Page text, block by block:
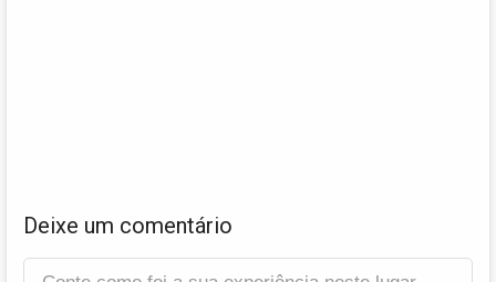
Deixe um comentário